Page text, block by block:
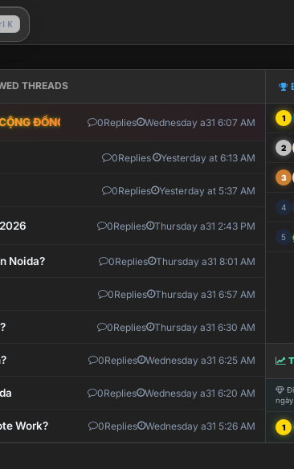
K
THREADS
ĐỒNG VLIKE.VN: HỆ THỐNG GIÁM SÁT TỰ
0Replies Wednesday a31 6:07 AM
0Replies Yesterday at 6:13 AM
0Replies Yesterday at 5:37 AM
0Replies Thursday a31 2:43 PM
Noida? 0Replies Thursday a31 8:01 AM
0Replies Thursday a31 6:57 AM
0Replies Thursday a31 6:30 AM
0Replies Wednesday a31 6:25 AM
0Replies Wednesday a31 6:20 AM
Work? 0Replies Wednesday a31 5:26 AM
1
2
3
4
5
1